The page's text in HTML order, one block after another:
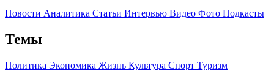
Новости Аналитика Статьи Интервью Видео Фото Подкасты
Темы
Политика Экономика Жизнь Культура Спорт Туризм